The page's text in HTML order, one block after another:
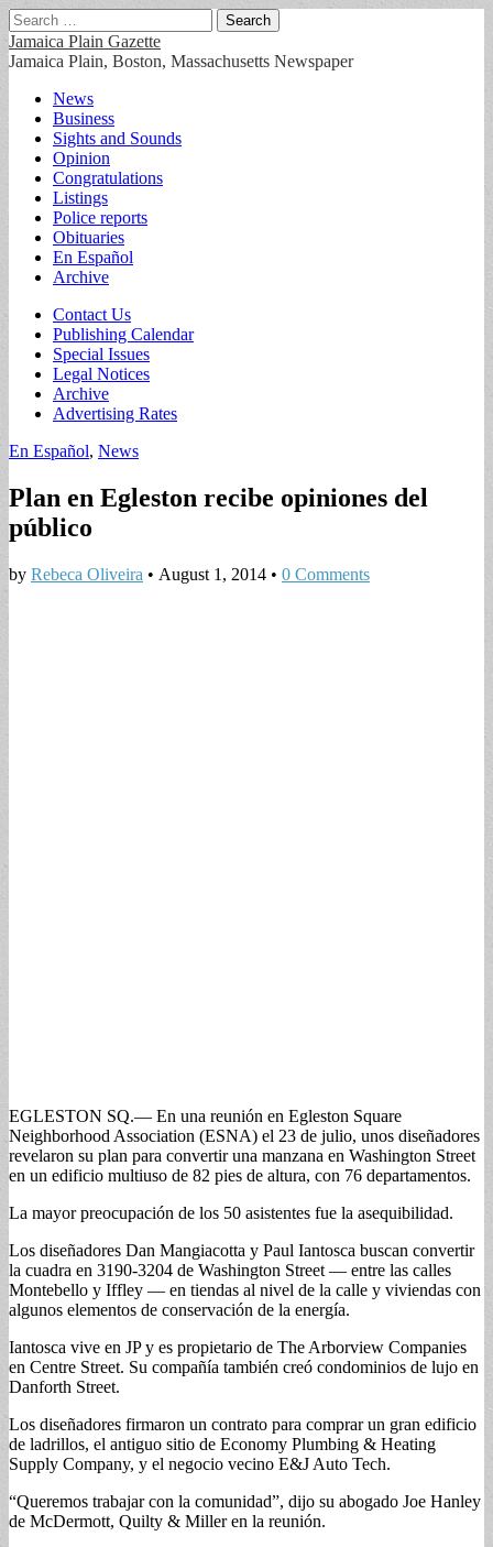
Search
for:
Jamaica Plain Gazette
Jamaica Plain, Boston, Massachusetts Newspaper
Main
menu
Skip
content
News
Business
Sights and Sounds
Opinion
Congratulations
Listings
Police reports
Obituaries
En Español
Archive
Sub
menu
Contact Us
Publishing Calendar
Special Issues
Legal Notices
Archive
Advertising Rates
En Español, News
Plan en Egleston recibe opiniones del
público
by Rebeca Oliveira • August 1, 2014 • 0 Comments
EGLESTON SQ.— En una reunión en Egleston Square
Neighborhood Association (ESNA) el 23 de julio, unos diseñadores
revelaron su plan para convertir una manzana en Washington Street
en un edificio multiuso de 82 pies de altura, con 76 departamentos.
La mayor preocupación de los 50 asistentes fue la asequibilidad.
Los diseñadores Dan Mangiacotta y Paul Iantosca buscan convertir
la cuadra en 3190-3204 de Washington Street — entre las calles
Montebello y Iffley — en tiendas al nivel de la calle y viviendas con
algunos elementos de conservación de la energía.
Iantosca vive en JP y es propietario de The Arborview Companies
en Centre Street. Su compañía también creó condominios de lujo en
Danforth Street.
Los diseñadores firmaron un contrato para comprar un gran edificio
de ladrillos, el antiguo sitio de Economy Plumbing & Heating
Supply Company, y el negocio vecino E&J Auto Tech.
“Queremos trabajar con la comunidad”, dijo su abogado Joe Hanley
de McDermott, Quilty & Miller en la reunión.